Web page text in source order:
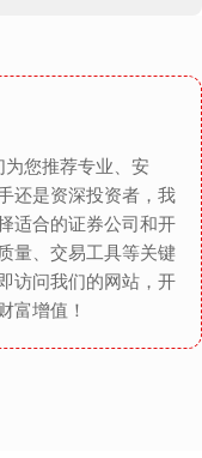
您推荐专业、安
还是资深投资者，我
适合的证券公司和开
量、交易工具等关键
访问我们的网站，开
富增值！